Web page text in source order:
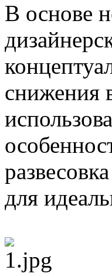
В основе
снижения
для